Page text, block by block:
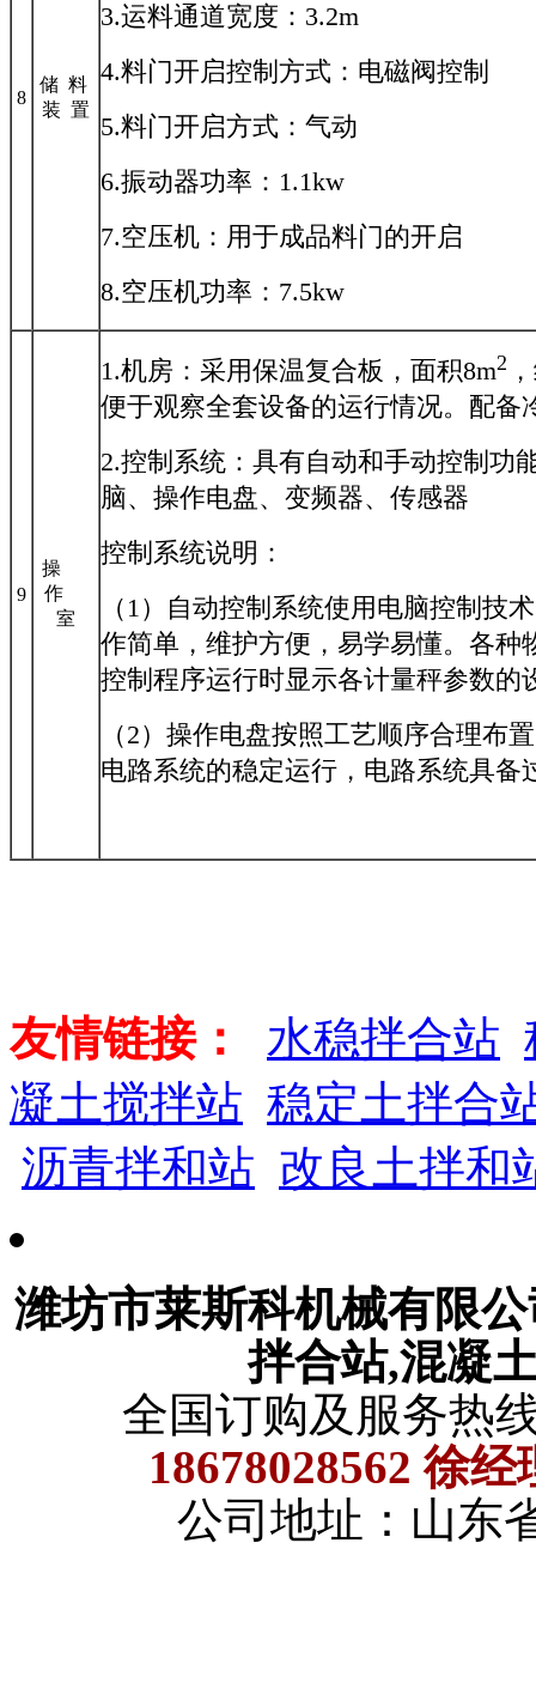
8
储 料
装 置
3.运料通道宽度：3.2m
4.料门开启控制方式：电磁阀控制
5.料门开启方式：气动
6.振动器功率：1.1kw
7.空压机：用于成品料门的开启
8.空压机功率：7.5kw
9
操
作
室
1.机房：采用保温复合板，面积8m2
便于观察全套设备的运行情况。配
2.控制系统：具有自动和手动控制功
脑、操作电盘、变频器、传感器
控制系统说明：
（1）自动控制系统使用电脑控制技
作简单，维护方便，易学易懂。各
控制程序运行时显示各计量秤参数
（2）操作电盘按照工艺顺序合理布
电路系统的稳定运行，电路系统具
友情链接： 水稳拌合站
凝土搅拌站 稳定土拌合
沥青拌和站 改良土拌和
潍坊市莱斯科机械有限
拌合站,混凝
全国订购及服务热
18678028562 徐
公司地址：山东